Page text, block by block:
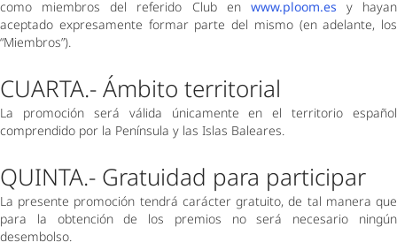
como miembros del referido Club en www.ploom.es y hayan
aceptado expresamente formar parte del mismo (en adelante, los
“Miembros”).
CUARTA.- Ámbito territorial
La promoción será válida únicamente en el territorio español
comprendido por la Península y las Islas Baleares.
QUINTA.- Gratuidad para participar
La presente promoción tendrá carácter gratuito, de tal manera que
para la obtención de los premios no será necesario ningún
desembolso.